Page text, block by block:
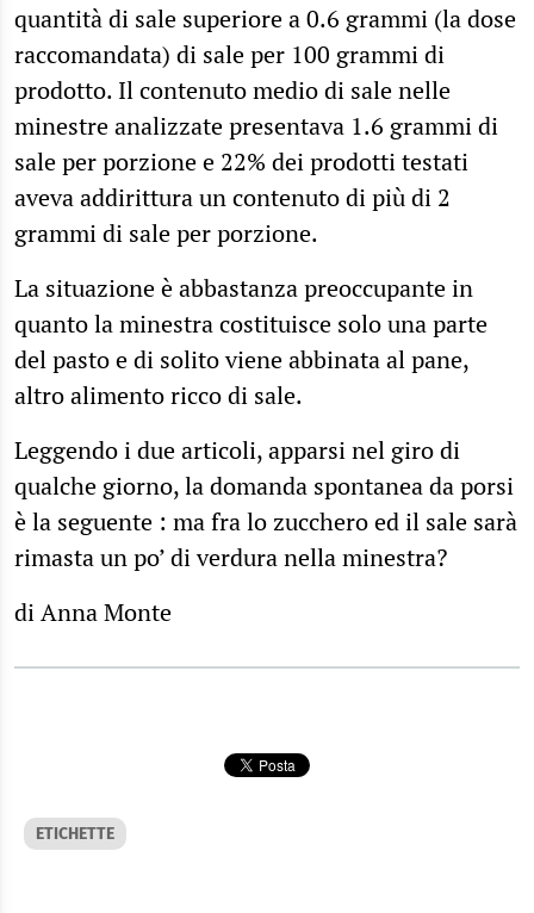
quantità di sale superiore a 0.6 grammi (la dose
raccomandata) di sale per 100 grammi di
prodotto. Il contenuto medio di sale nelle
minestre analizzate presentava 1.6 grammi di
sale per porzione e 22% dei prodotti testati
aveva addirittura un contenuto di più di 2
grammi di sale per porzione.
La situazione è abbastanza preoccupante in
quanto la minestra costituisce solo una parte
del pasto e di solito viene abbinata al pane,
altro alimento ricco di sale.
Leggendo i due articoli, apparsi nel giro di
qualche giorno, la domanda spontanea da porsi
è la seguente : ma fra lo zucchero ed il sale sarà
rimasta un po’ di verdura nella minestra?
di Anna Monte
ETICHETTE